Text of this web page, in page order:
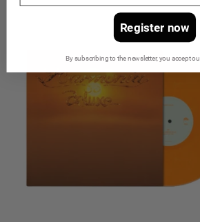
Register now
By subscribing to the newsletter, you accept